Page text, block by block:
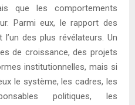
que les comportements
Parmi eux, le rapport des
des plus révélateurs. Un
de croissance, des projets
institutionnelles, mais si
le système, les cadres, les
politiques, les